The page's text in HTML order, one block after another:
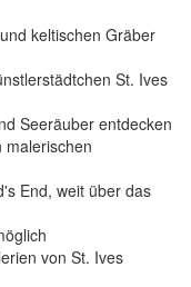
keltischen Gräber
St. Ives
Seeräuber entdecken
malerischen
End, weit über das
von St. Ives
schönste